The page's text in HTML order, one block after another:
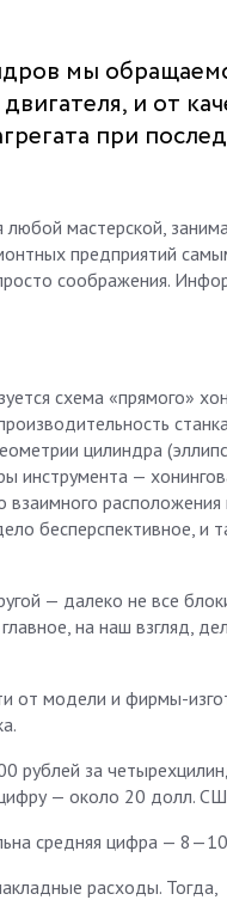
мы
и от
при
мастерской,
предприятий
соображения.
схема «прямого»
цилиндра
инструмента —
взаимного
бесперспективное, и
— далеко не все
на наш взгляд,
от модели и фирмы-
рублей за
— около 20 долл.
средняя цифра —
расходы. Тогда,